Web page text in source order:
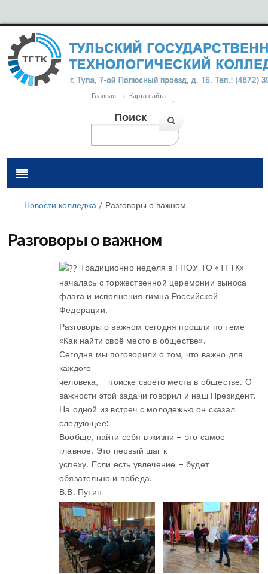
Главная Карта сайта
Поиск
Новости колледжа / Разговоры о важном
Разговоры о важном
Традиционно неделя в ГПОУ ТО «ТГТК»
началась с торжественной церемонии выноса
флага и исполнения гимна Российской
Федерации.
Разговоры о важном сегодня прошли по теме
«Как найти своё место в обществе».
Сегодня мы поговорили о том, что важно для
каждого
человека, – поиске своего места в обществе. О
важности этой задачи говорил и наш Президент.
На одной из встреч с молодежью он сказал
следующее:
Вообще, найти себя в жизни – это самое
главное. Это первый шаг к
успеху. Если есть увлечение – будет
обязательно и победа.
В.В. Путин